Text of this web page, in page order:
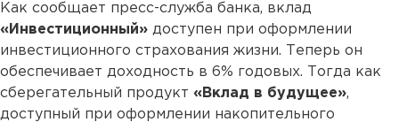
Как сообщает пресс-служба банка, вклад
«Инвестиционный» доступен при оформлении
инвестиционного страхования жизни. Теперь он
обеспечивает доходность в 6% годовых. Тогда как
сберегательный продукт «Вклад в будущее»,
доступный при оформлении накопительного